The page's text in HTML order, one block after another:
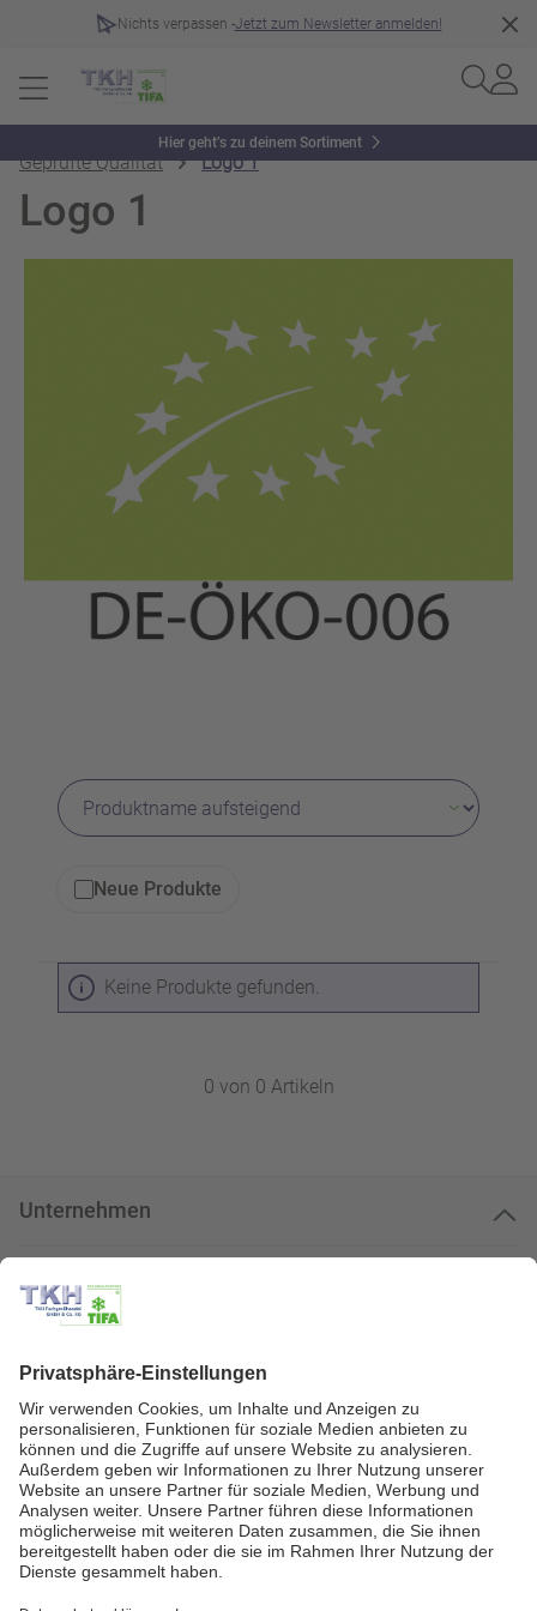
Nichts verpassen -Jetzt zum Newsletter anmelden!
Hier geht’s zu deinem Sortiment
Geprüfte Qualität Logo 1
Logo 1
Neue Produkte
Keine Produkte gefunden.
0 von 0 Artikeln
Unternehmen
Kundenservice
Zahlungsarten
Geprüfte Qualität